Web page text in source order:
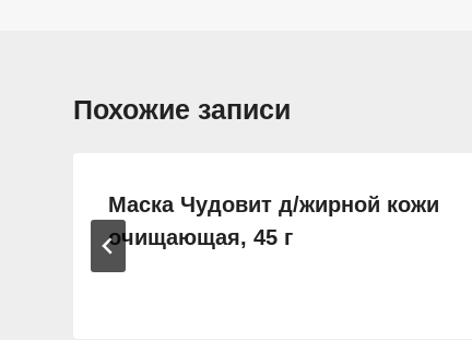
Похожие записи
Маска Чудовит д/жирной кожи
очищающая, 45 г